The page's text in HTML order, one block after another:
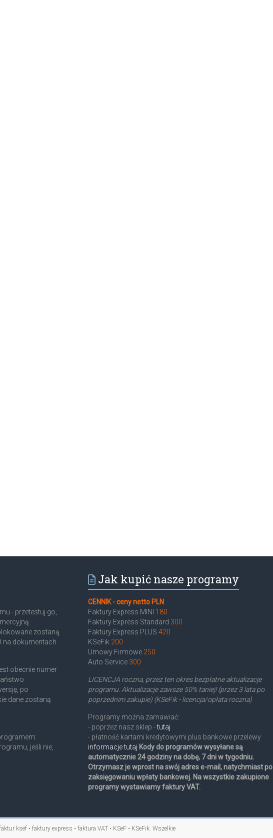
- przetestuj go,
zostaną
na dokumentach.
obecnie numer
po
dane zostaną
jeśli nie,
Jak kupić nasze programy
CENNIK - ceny netto PLN
Faktury Express MINI 180
Faktury Express Standard 300
Faktury Express PLUS420
KSeFik 200
Umowy Firmowe 250
Auto Service 300
LICENCJA roczna, przez ten okres bezpłatne aktualizacje
programu. Aktualizacje zawsze 50% taniej! (przez 3 lata po
poprzednim zakupie) (KSeFik - licencja/opłata roczna)
Programy można zamawiać:
- poprzez nasz sklep -tutaj
- płatność kartami kredytowymi plus bankowe przelewy
informacje tutaj Kody do programów wysyłane są
automatycznie 24 godziny na dobę, 7 dni w tygodniu.
Otrzymasz je wprost na swój adres e-mail, natychmiast po
zaksięgowaniu wpłaty bankowej. Na wszystkie zakupione
programy wystawiamy faktury VAT.
ksef • faktury express • faktura VAT • KSeF • KSeFik. Wszelkie